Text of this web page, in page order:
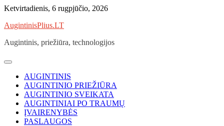
Skip
content
Ketvirtadienis, 6 rugpjūčio, 2026
AugintinisPlius.LT
Augintinis, priežiūra, technologijos
AUGINTINIS
AUGINTINIO PRIEŽIŪRA
AUGINTINIO SVEIKATA
AUGINTINIAI PO TRAUMŲ
ĮVAIRENYBĖS
PASLAUGOS